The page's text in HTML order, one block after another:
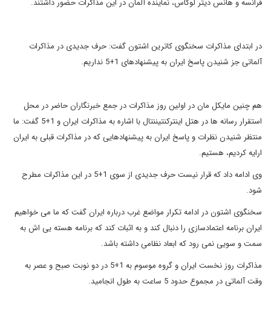
فرانسه و هانس دیتر لوکاس، نماینده آلمان در این مذاکرات حضور داشتند.
در ابتدای مذاکرات سخنگوی کاترین اشتون گفت: حرف جدیدی در مذاکرات
آلماتی جز شنیدن پاسخ ایران به پیشنهادهای 1+5 نداریم.
هم چنین مایکل مان در اولین روز مذاکرات در جمع خبرنگاران حاضر در محل
استقرار رسانه ها در هتل اینترکنتیننتال با اشاره به مذاکرات ایران و 1+5 گفت: ما
منتظر شنیدن نظرات و پاسخ ایران به پیشنهادهایی که در مذاکرات قبلی به ایران
ارایه کردیم، هستیم.
وی ادامه داد که قرار نیست حرف جدیدی از سوی 1+5 در این مذاکرات مطرح
شود.
سخنگوی اشتون در ادامه تکرار مواضع غرب درباره ایران گفت که ما می خواهیم
ایران برنامه اعتمادسازی را دنبال کند و به اثبات کند که برنامه هسته یی اش به
سمت و سویی نمی رود که ابعاد نظامی داشته باشد.
مذاکرات روز نخست ایران و گروه موسوم به 1+5 در دو نوبت صبح و عصر به
وقت آلماتی در مجموع حدود 5 ساعت به طول انجامید.